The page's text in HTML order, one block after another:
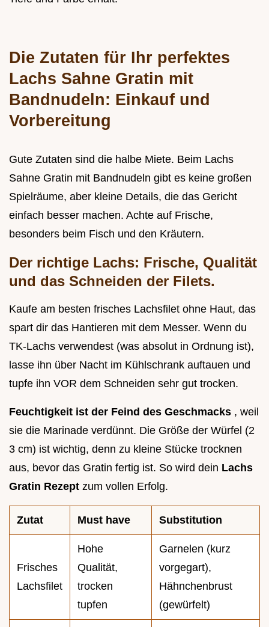
Die Zutaten für Ihr perfektes
Lachs Sahne Gratin mit
Bandnudeln: Einkauf und
Vorbereitung
Gute Zutaten sind die halbe Miete. Beim Lachs
Sahne Gratin mit Bandnudeln gibt es keine großen
Spielräume, aber kleine Details, die das Gericht
einfach besser machen. Achte auf Frische,
besonders beim Fisch und den Kräutern.
Der richtige Lachs: Frische, Qualität
und das Schneiden der Filets.
Kaufe am besten frisches Lachsfilet ohne Haut, das
spart dir das Hantieren mit dem Messer. Wenn du
TK-Lachs verwendest (was absolut in Ordnung ist),
lasse ihn über Nacht im Kühlschrank auftauen und
tupfe ihn VOR dem Schneiden sehr gut trocken.
Feuchtigkeit ist der Feind des Geschmacks , weil
sie die Marinade verdünnt. Die Größe der Würfel (2
3 cm) ist wichtig, denn zu kleine Stücke trocknen
aus, bevor das Gratin fertig ist. So wird dein Lachs
Gratin Rezept zum vollen Erfolg.
Zutat Must have Substitution
Frisches
Lachsfilet
Hohe
Qualität,
trocken
tupfen
Garnelen (kurz
vorgegart),
Hähnchenbrust
(gewürfelt)